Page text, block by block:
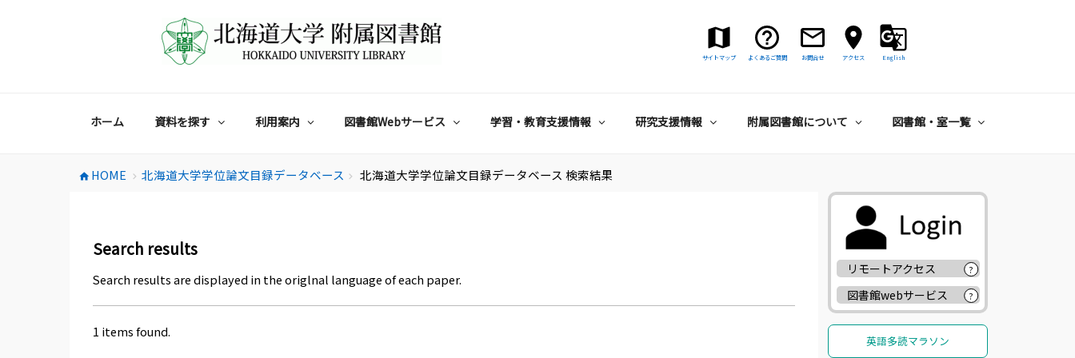
サイトマップ よくあるご質問 お問合せ アクセス English
ホーム 資料を探す 利用案内 図書館Webサービス 学習・教育支援情報 研究支援情報 附属図書館について 図書館・室一覧
home HOME chevron_right 北海道大学学位論文目録データベース chevron_right 北海道大学学位論文目録データベース 検索結果
Search results
Search results are displayed in the origlnal language of each paper.
1 items found.
リモートアクセス ?
図書館webサービス ?
英語多読マラソン